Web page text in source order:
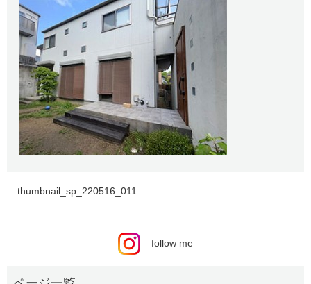
thumbnail_sp_220516_011
follow me